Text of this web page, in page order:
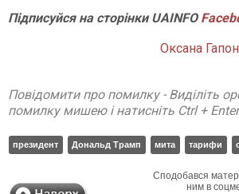
ПідписуйсянасторінкиUAINFO
Оксана
Повідомити про помилку - Виділіть
помилку мишею і натисніть Ctrl + Enter
президент Дональд Трамп мита тарифи
Сподобався
ним в